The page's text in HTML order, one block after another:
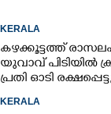
KERALA
കഴക്കൂട്ടത്ത്
യുവാവ് പിടിയിൽ
പ്രതി ഓടി
KERALA